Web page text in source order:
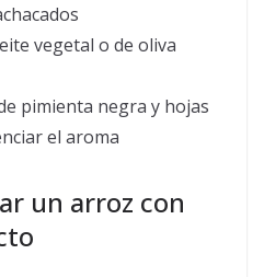
vegetal o de oliva
pimienta negra y hojas
el aroma
un arroz con